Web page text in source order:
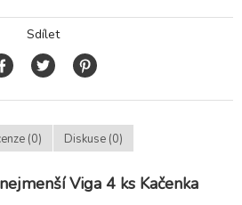
Sdílet
(0) Diskuse (0)
Viga 4 ks Kačenka